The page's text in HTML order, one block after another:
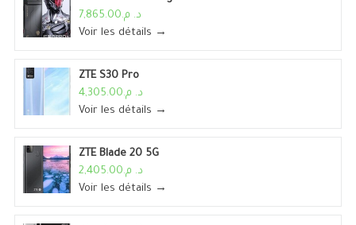
د. م.7,865.00
Voir les détails →
ZTE S30 Pro
د. م.4,305.00
Voir les détails →
ZTE Blade 20 5G
د. م.2,405.00
Voir les détails →